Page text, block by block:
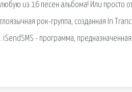
из 16 песен альбома! Или просто
рок-группа, созданная In
- программа, предназначенная